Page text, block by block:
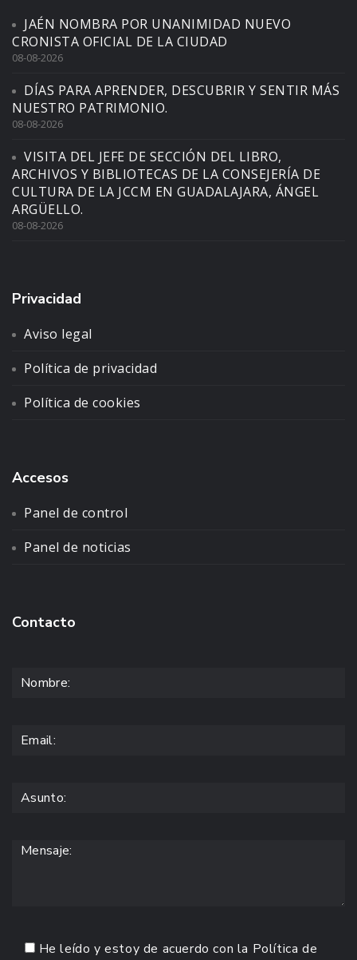
JAÉN NOMBRA POR UNANIMIDAD NUEVO
CRONISTA OFICIAL DE LA CIUDAD
08-08-2026
DÍAS PARA APRENDER, DESCUBRIR Y SENTIR MÁS
NUESTRO PATRIMONIO.
08-08-2026
VISITA DEL JEFE DE SECCIÓN DEL LIBRO,
ARCHIVOS Y BIBLIOTECAS DE LA CONSEJERÍA DE
CULTURA DE LA JCCM EN GUADALAJARA, ÁNGEL
ARGÜELLO.
08-08-2026
Privacidad
Aviso legal
Política de privacidad
Política de cookies
Accesos
Panel de control
Panel de noticias
Contacto
He leído y estoy de acuerdo con la Política de